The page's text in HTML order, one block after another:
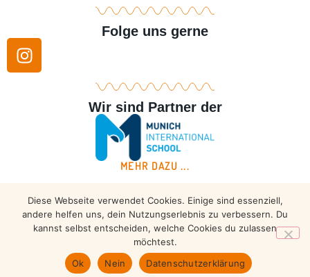
Folge uns gerne
Wir sind Partner der
MEHR DAZU ...
Copyright © 2026 – Taekwondo Ammersee | All rights
reserved.
Diese Webseite verwendet Cookies. Einige sind essenziell,
andere helfen uns, dein Nutzungserlebnis zu verbessern. Du
kannst selbst entscheiden, welche Cookies du zulassen
möchtest.
Ok
Nein Datenschutzerklärung